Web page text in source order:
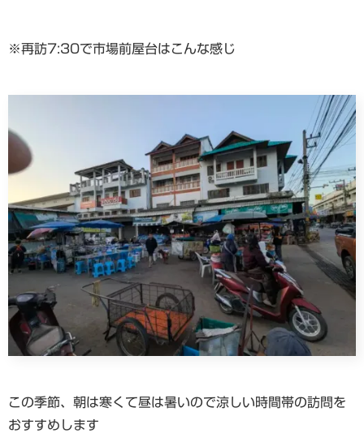
※再訪7:30で市場前屋台はこんな感じ
この季節、朝は寒くて昼は暑いので涼しい時間帯の訪問を
おすすめします